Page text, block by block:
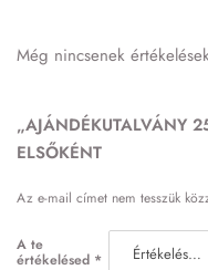
Még nincsenek
„AJÁNDÉKUTALVÁNY
ELSŐKÉNT
Az e-mail címet nem tesszük
A te
értékelésed *